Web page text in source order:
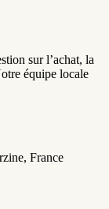
sur l’achat, la
équipe locale
France